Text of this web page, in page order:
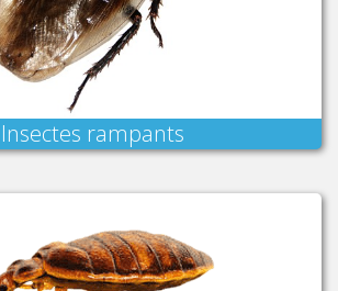
Insectes rampants